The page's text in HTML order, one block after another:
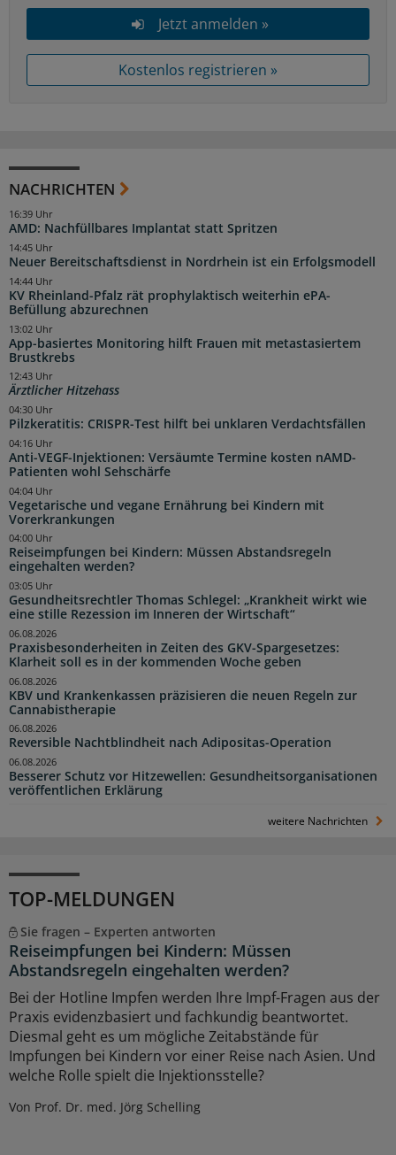
Jetzt anmelden »
Kostenlos registrieren »
NACHRICHTEN
AMD: Nachfüllbares Implantat statt Spritzen
16:39 Uhr
Neuer Bereitschaftsdienst in Nordrhein ist ein Erfolgsmodell
14:45 Uhr
KV Rheinland-Pfalz rät prophylaktisch weiterhin ePA-
Befüllung abzurechnen
14:44 Uhr
App-basiertes Monitoring hilft Frauen mit metastasiertem
Brustkrebs
13:02 Uhr
Ärztlicher Hitzehass
12:43 Uhr
Pilzkeratitis: CRISPR-Test hilft bei unklaren Verdachtsfällen
04:30 Uhr
Anti-VEGF-Injektionen: Versäumte Termine kosten nAMD-
Patienten wohl Sehschärfe
04:16 Uhr
Vegetarische und vegane Ernährung bei Kindern mit
Vorerkrankungen
04:04 Uhr
Reiseimpfungen bei Kindern: Müssen Abstandsregeln
eingehalten werden?
04:00 Uhr
Gesundheitsrechtler Thomas Schlegel: „Krankheit wirkt wie
eine stille Rezession im Inneren der Wirtschaft“
03:05 Uhr
Praxisbesonderheiten in Zeiten des GKV-Spargesetzes:
Klarheit soll es in der kommenden Woche geben
06.08.2026
KBV und Krankenkassen präzisieren die neuen Regeln zur
Cannabistherapie
06.08.2026
Reversible Nachtblindheit nach Adipositas-Operation
06.08.2026
Besserer Schutz vor Hitzewellen: Gesundheitsorganisationen
veröffentlichen Erklärung
06.08.2026
weitere Nachrichten
TOP-MELDUNGEN
Sie fragen – Experten antworten
Reiseimpfungen bei Kindern: Müssen
Abstandsregeln eingehalten werden?
Bei der Hotline Impfen werden Ihre Impf-Fragen aus der
Praxis evidenzbasiert und fachkundig beantwortet.
Diesmal geht es um mögliche Zeitabstände für
Impfungen bei Kindern vor einer Reise nach Asien. Und
welche Rolle spielt die Injektionsstelle?
Von Prof. Dr. med. Jörg Schelling